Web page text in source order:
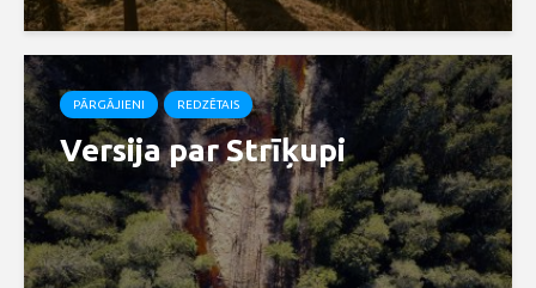
PĀRGĀJIENI REDZĒTAIS
Versija par Strīķupi